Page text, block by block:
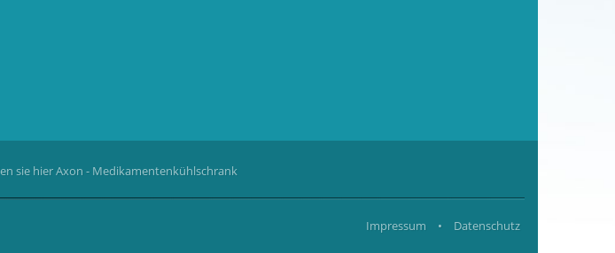
sie hierAxon - Medikamentenkühlschrank
Impressum • Datenschutz